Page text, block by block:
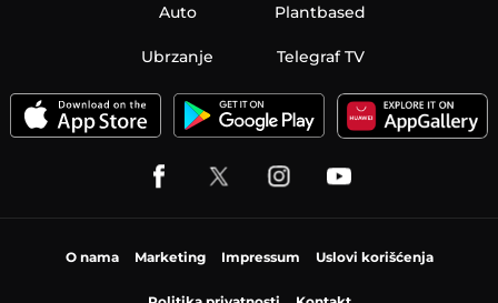
Auto Plantbased
Ubrzanje Telegraf TV
O nama Marketing Impressum Uslovi korišćenja